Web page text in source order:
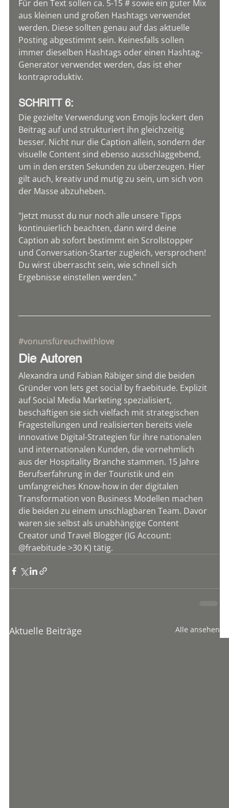
Für den Text sollen ca. 5-15 # sowie ein guter Mix
aus kleinen und großen Hashtags verwendet
werden. Diese sollten genau auf das aktuelle
Posting abgestimmt sein. Keinesfalls sollen
immer dieselben Hashtags oder einen Hashtag-
Generator verwendet werden, das ist eher
kontraproduktiv.
SCHRITT 6:
Die gezielte Verwendung von Emojis lockert den
Beitrag auf und strukturiert ihn gleichzeitig
besser. Nicht nur die Caption allein, sondern der
visuelle Content sind ebenso ausschlaggebend,
um in den ersten Sekunden zu überzeugen. Hier
gilt auch, kreativ und mutig zu sein, um sich von
der Masse abzuheben.
"Jetzt musst du nur noch alle unsere Tipps
kontinuierlich beachten, dann wird deine
Caption ab sofort bestimmt ein Scrollstopper
und Conversation-Starter zugleich, versprochen!
Du wirst überrascht sein, wie schnell sich
Ergebnisse einstellen werden."
#vonunsfüreuchwithlove
Die Autoren
Alexandra und Fabian Räbiger sind die beiden
Gründer von lets get social by fraebitude. Explizit
auf Social Media Marketing spezialisiert,
beschäftigen sie sich vielfach mit strategischen
Fragestellungen und realisierten bereits viele
innovative Digital-Strategien für ihre nationalen
und internationalen Kunden, die vornehmlich
aus der Hospitality Branche stammen. 15 Jahre
Berufserfahrung in der Touristik und ein
umfangreiches Know-how in der digitalen
Transformation von Business Modellen machen
die beiden zu einem unschlagbaren Team. Davor
waren sie selbst als unabhängige Content
Creator und Travel Blogger (IG Account:
@fraebitude >30 K) tätig.
Aktuelle Beiträge Alle ansehen